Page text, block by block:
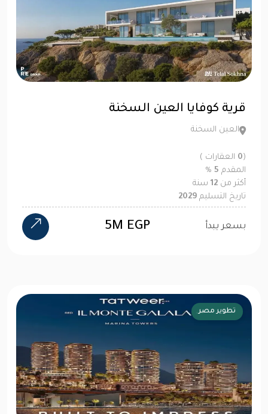
قرية كوفايا العين السخنة
العين السخنة
(
0 العقارات )
المقدم 5
%
أكثر من 12 سنة
تاريخ التسليم 2029
بسعر يبدأ 5M EGP
تطوير مصر